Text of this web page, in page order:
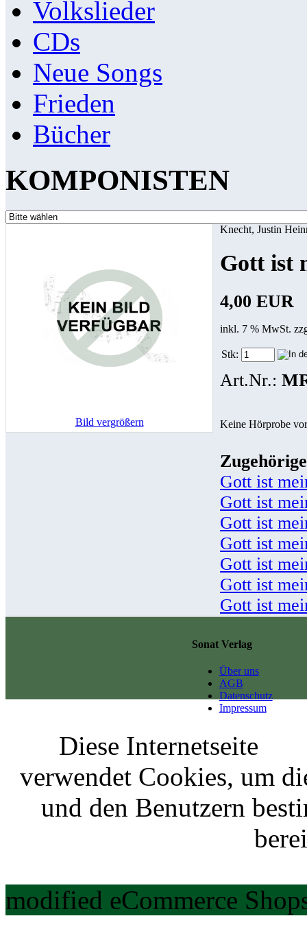
Volkslieder
CDs
Neue Songs
Frieden
Bücher
KOMPONISTEN
Bild vergrößern
Knecht, Justin
Gott ist
4,00 EUR
inkl. 7 % MwSt.
Stk:
Art.Nr.:
Keine Hörprobe
Gott ist
Gott ist
Gott ist
Gott ist
Gott ist
Gott ist
Gott ist
Sonat Verlag
Über uns
AGB
Datenschutz
Impressum
Diese Internetseite
verwendet Cookies, um
und den Benutzern
modified eCommerce